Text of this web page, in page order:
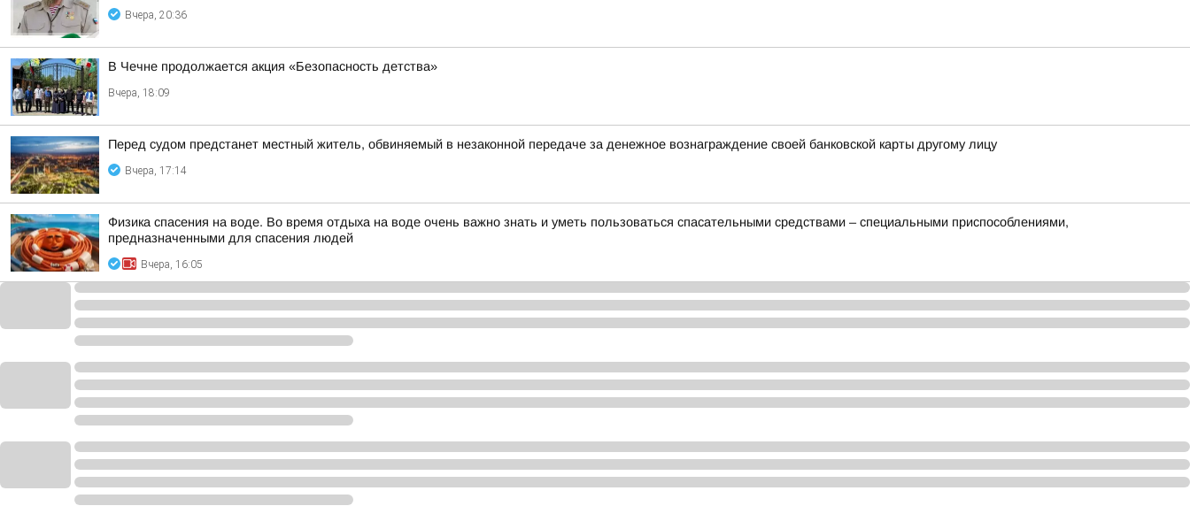
Вчера, 20:36
В Чечне продолжается акция «Безопасность детства»
Вчера, 18:09
Перед судом предстанет местный житель, обвиняемый в незаконной передаче за денежное вознаграждение своей банковской карты другому лицу
Вчера, 17:14
Физика спасения на воде. Во время отдыха на воде очень важно знать и уметь пользоваться спасательными средствами – специальными приспособлениями,
предназначенными для спасения людей
Вчера, 16:05